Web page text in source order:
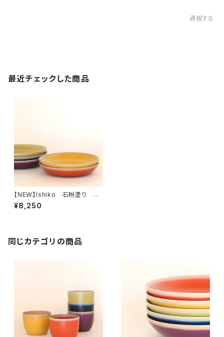
通報する
最近チェックした商品
【NEW】Ishiko 石粉塗り 小
皿
¥8,250
同じカテゴリの商品